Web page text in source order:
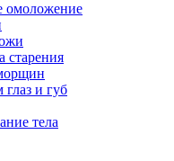
омоложение
старения
и губ
тела